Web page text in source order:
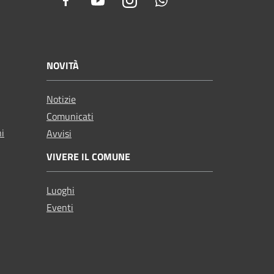
NOVITÀ
Notizie
Comunicati
Avvisi
VIVERE IL COMUNE
Luoghi
Eventi